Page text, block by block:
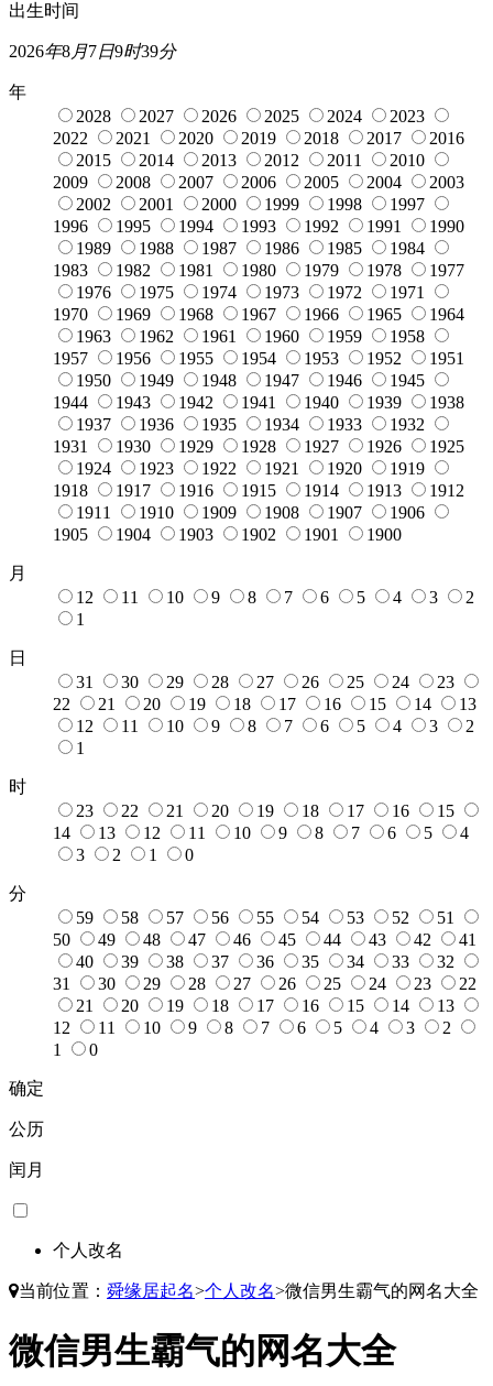
出生时间
2026年8月7日9时39分
年
2028
2027 2026 2025 2024
2023
2022
2021 2020 2019 2018 2017
2016
2015
2014 2013 2012 2011
2010
2009
2008 2007 2006 2005 2004
2003
2002
2001 2000 1999 1998
1997
1996
1995 1994 1993 1992 1991
1990
1989
1988 1987 1986 1985
1984
1983
1982 1981 1980 1979 1978
1977
1976
1975 1974 1973 1972
1971
1970
1969 1968 1967 1966 1965
1964
1963
1962 1961 1960 1959
1958
1957
1956 1955 1954 1953 1952
1951
1950
1949 1948 1947 1946
1945
1944
1943 1942 1941 1940 1939
1938
1937
1936 1935 1934 1933
1932
1931
1930 1929 1928 1927 1926
1925
1924
1923 1922 1921 1920
1919
1918
1917 1916 1915 1914 1913
1912
1911
1910 1909 1908 1907
1906
1905
1904 1903 1902 1901 1900
月
12
11 10 9 8 7 6 5 4 3
2
1
日
31
30 29 28 27 26 25 24
23
22
21 20 19 18 17 16 15 14
13
12
11 10 9 8 7 6 5 4 3
2
1
时
23
22 21 20 19 18 17 16
15
14
13 12 11 10 9 8 7 6 5
4
3
2 1 0
分
59
58 57 56 55 54 53 52
51
50
49 48 47 46 45 44 43 42
41
40
39 38 37 36 35 34 33
32
31
30 29 28 27 26 25 24 23
22
21
20 19 18 17 16 15 14
13
12
11 10 9 8 7 6 5 4 3
2
1
0
确定
公历
闰月
个人改名
当前位置： 舜缘居起名>个人改名>微信男生霸气的网名大全
微信男生霸气的网名大全